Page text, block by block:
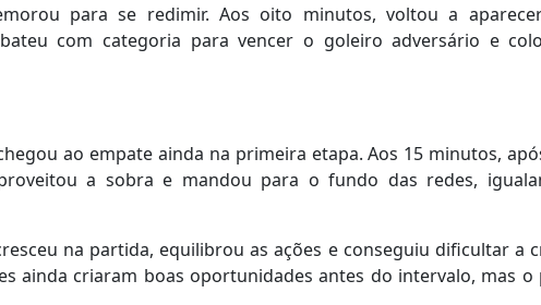
para se redimir. Aos oito minutos, voltou a
com categoria para vencer o goleiro adversário e
ao empate ainda na primeira etapa. Aos 15 minutos,
a sobra e mandou para o fundo das redes,
na partida, equilibrou as ações e conseguiu dificultar a
ainda criaram boas oportunidades antes do intervalo, mas o